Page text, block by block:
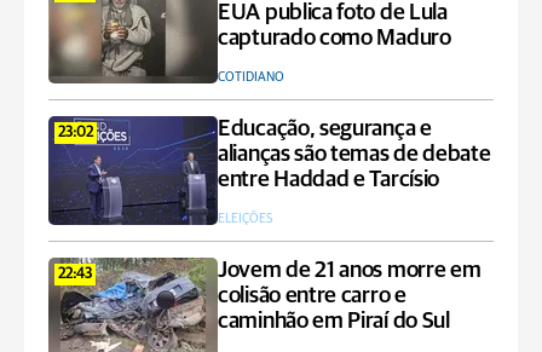
EUA publica foto de Lula
capturado como Maduro
COTIDIANO
23:02
Educação, segurança e
alianças são temas de debate
entre Haddad e Tarcísio
ELEIÇÕES
22:43
Jovem de 21 anos morre em
colisão entre carro e
caminhão em Piraí do Sul